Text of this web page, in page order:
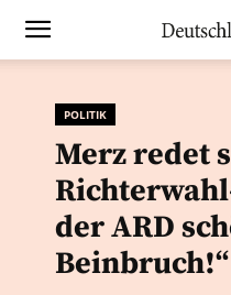
POLITIK
Merz redet
der ARD
Beinbruch!“